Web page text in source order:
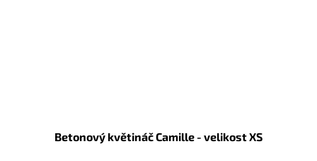
Betonový květináč Camille - velikost XS